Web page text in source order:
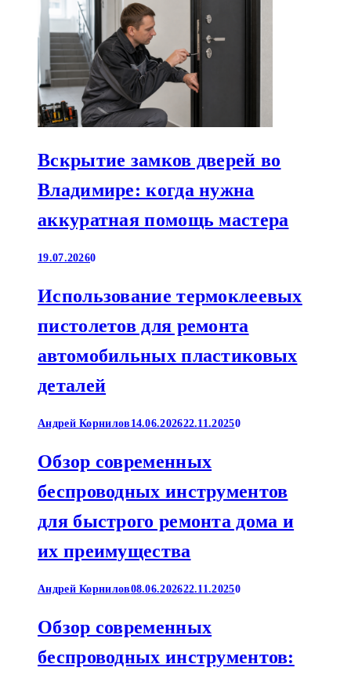
Вскрытие замков дверей во
Владимире: когда нужна
аккуратная помощь мастера
19.07.20260
Использование термоклеевых
пистолетов для ремонта
автомобильных пластиковых
деталей
Андрей Корнилов 14.06.202622.11.20250
Обзор современных
беспроводных инструментов
для быстрого ремонта дома и
их преимущества
Андрей Корнилов08.06.202622.11.20250
Обзор современных
беспроводных инструментов: